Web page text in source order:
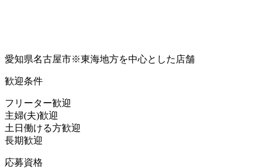
愛知県名古屋市※東海地方を中心とした店舗
歓迎条件
フリーター歓迎
主婦(夫)歓迎
土日働ける方歓迎
長期歓迎
応募資格